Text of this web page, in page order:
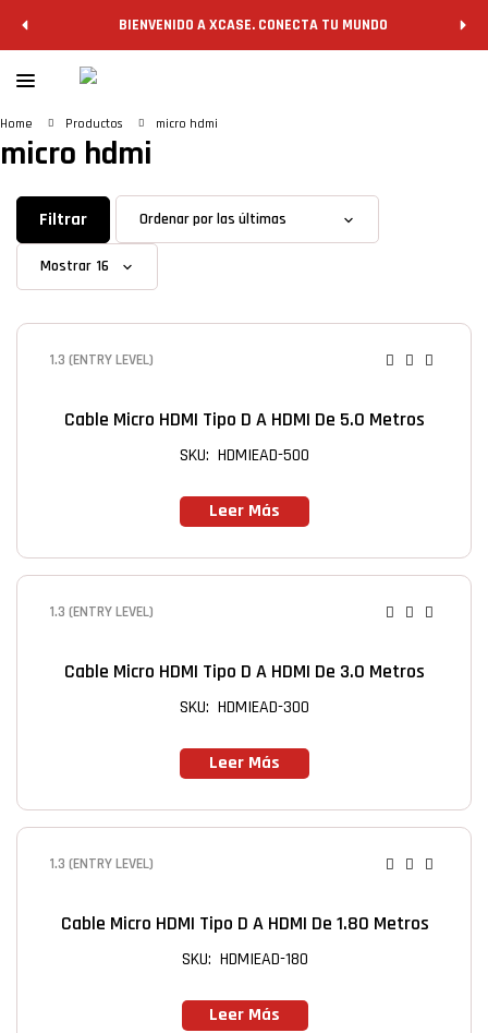
BIENVENIDO A XCASE. CONECTA TU MUNDO
Home Productos micro hdmi
micro hdmi
Filtrar
Mostrar
1.3 (ENTRY LEVEL)
Cable Micro HDMI Tipo D A HDMI De 5.0 Metros
SKU: HDMIEAD-500
Leer Más
1.3 (ENTRY LEVEL)
Cable Micro HDMI Tipo D A HDMI De 3.0 Metros
SKU: HDMIEAD-300
Leer Más
1.3 (ENTRY LEVEL)
Cable Micro HDMI Tipo D A HDMI De 1.80 Metros
SKU: HDMIEAD-180
Leer Más